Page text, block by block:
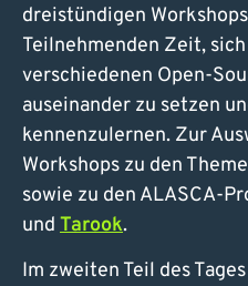
dreistündigen
Teilnehmenden Zeit,
verschiedenen Open-
auseinander zu setzen
kennenzulernen. Zur
Workshops zu den
sowie zu den ALASCA-
und Tarook.
Im zweiten Teil des